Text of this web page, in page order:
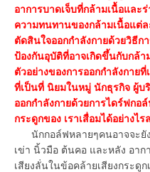
อาการบาดเจ็บที่กล้ามเนื้อและ
ความทนทานของกล้ามเนื้อแต่
ตัดสินใจออกกำลังกายด้วยวิธีก
ป้องกันอุบัติที่อาจเกิดขึ้นกับกล้า
ตัวอย่างของการออกกำลังกาย
ที่เป็นที่ นิยมในหมู่ นักธุรกิจ ผู้บ
ออกกำลังกายด้วยการไดร์ฟกอ
กระดูกของ เราเสื่อมได้อย่างไ
นักกอล์ฟหลายๆคนอาจจะยัง
เข่า นิ้วมือ ต้นคอ และหลัง อา
เสียงลั่นในข้อคล้ายเสียงกระดู